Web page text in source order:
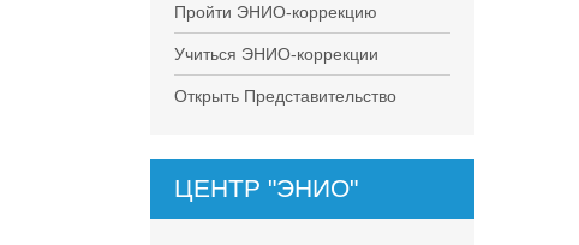
Пройти ЭНИО-коррекцию
Учиться ЭНИО-коррекции
Открыть Представительство
ЦЕНТР "ЭНИО"